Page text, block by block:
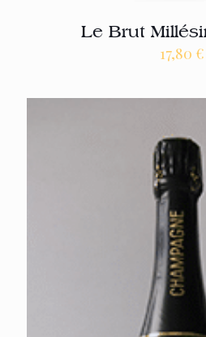
Le Brut
17,80 €